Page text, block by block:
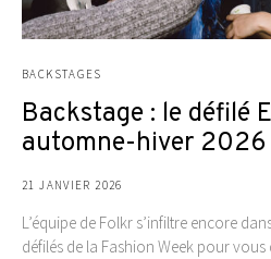
BACKSTAGES
Backstage : le défilé
automne-hiver 2026
21 JANVIER 2026
L’équipe de Folkr s’infiltre encore
défilés de la Fashion Week pour vous